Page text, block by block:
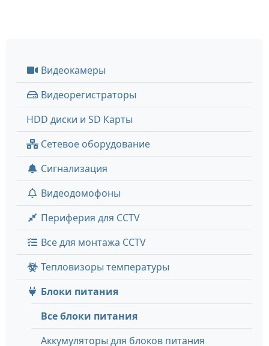
Видеокамеры
Видеорегистраторы
HDD диски и SD Карты
Сетевое оборудование
Сигнализация
Видеодомофоны
Периферия для CCTV
Все для монтажа CCTV
Тепловизоры температуры
Блоки питания
Все блоки питания
Аккумуляторы для блоков питания